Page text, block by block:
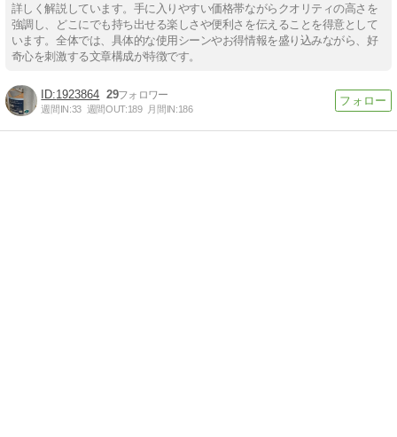
詳しく解説しています。手に入りやすい価格帯ながらクオリティの高さを
強調し、どこにでも持ち出せる楽しさや便利さを伝えることを得意として
います。全体では、具体的な使用シーンやお得情報を盛り込みながら、好
奇心を刺激する文章構成が特徴です。
1923864 29
週間IN:33 週間OUT:189 月間IN:186